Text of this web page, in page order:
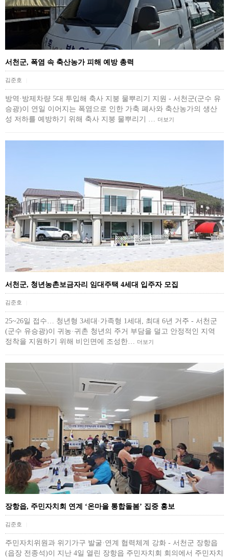
서천군, 폭염 속 축산농가 피해 예방 총력
김준호
방역·방제차량 5대 투입해 축사 지붕 물뿌리기 지원 - 서천군(군수 유
승광)이 연일 이어지는 폭염으로 인한 가축 폐사와 축산농가의 생산
성 저하를 예방하기 위해 축사 지붕 물뿌리기 …
더보기
서천군, 청년농촌보금자리 임대주택 4세대 입주자 모집
김준호
25~26일 접수… 청년형 3세대·가족형 1세대, 최대 6년 거주 - 서천군
(군수 유승광)이 귀농·귀촌 청년의 주거 부담을 덜고 안정적인 지역
정착을 지원하기 위해 비인면에 조성한…
더보기
장항읍, 주민자치회 연계 ‘온마을 통합돌봄’ 집중 홍보
김준호
주민자치위원과 위기가구 발굴·연계 협력체계 강화 - 서천군 장항읍
(읍장 전종석)이 지난 4일 열린 장항읍 주민자치회 회의에서 주민자치